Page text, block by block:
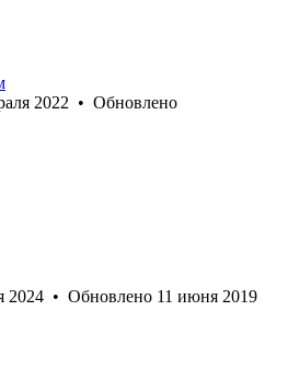
2022 • Обновлено
2024 • Обновлено 11 июня 2019